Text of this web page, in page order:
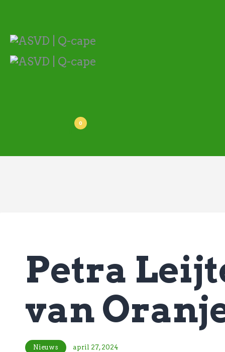
0
Belangrijke informatie
Adressen
Activiteiten kalender
Petra
van
Nieuws april 27, 2024